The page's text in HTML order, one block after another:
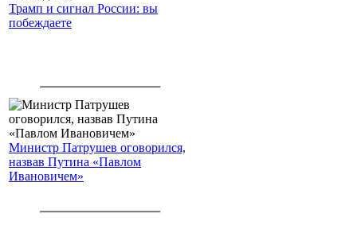
Трамп и сигнал России: вы
побеждаете
Министр Патрушев оговорился,
назвав Путина «Павлом
Ивановичем»